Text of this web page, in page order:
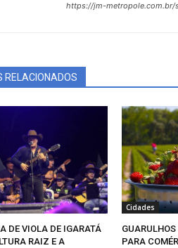
https://jm-metropole.com.br/
RELACIONADOS
DE VIOLA DE IGARATÁ
RAIZ E A
Cidades
GUARULHOS
PARA